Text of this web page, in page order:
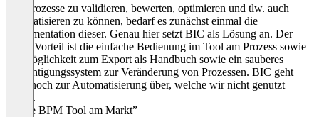
Um Prozesse zu validieren, bewerten, optimieren und tlw. auch
automatisieren zu können, bedarf es zunächst einmal die
Dokumentation dieser. Genau hier setzt BIC als Lösung an. Der
große Vorteil ist die einfache Bedienung im Tool am Prozess sowie
die Möglichkeit zum Export als Handbuch sowie ein sauberes
Berechtigungssystem zur Veränderung von Prozessen. BIC geht
dann noch zur Automatisierung über, welche wir nicht genutzt
haben.
“Beste BPM Tool am Markt”